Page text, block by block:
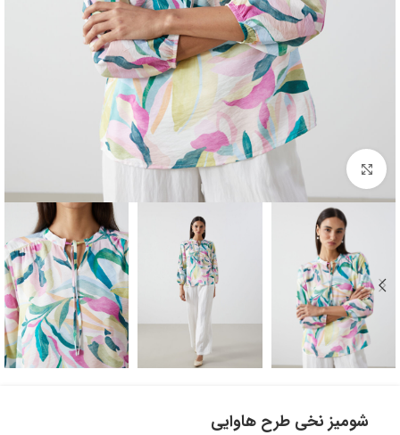
برای بزرگنمایی کلیک کنید
شومیز نخی طرح هاوایی